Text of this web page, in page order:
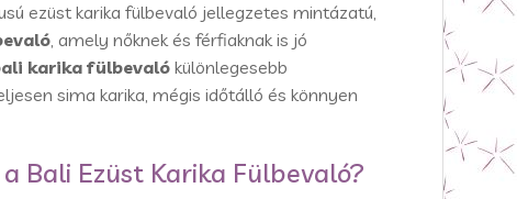
ezüst karika fülbevaló jellegzetes mintázatú,
, amely nőknek és férfiaknak is jó
karika fülbevalókülönlegesebb
sima karika, mégis időtálló és könnyen
Bali Ezüst Karika Fülbevaló?